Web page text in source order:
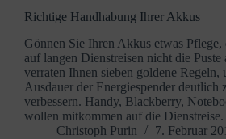
Richtige Handhabung Ihrer Akkus
Gönnen Sie Ihren Akkus etwas Pflege,
auf langen Dienstreisen nicht die Puste
verraten Ihnen sieben goldene Regeln,
Ausdauer der Energiespender deutlich
verbessern. Handy, Blackberry,
wollen mitkommen auf die
Christoph Purin
7. Februar